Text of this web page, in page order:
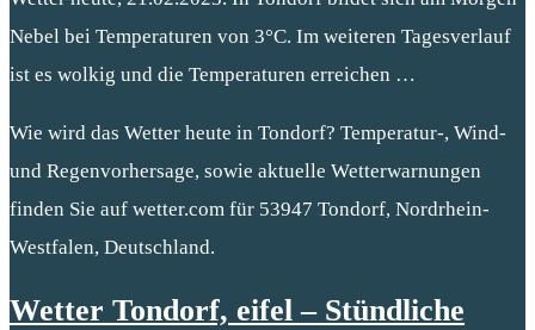
Nebel bei Temperaturen von 3°C. Im weiteren Tagesverlauf
ist es wolkig und die Temperaturen erreichen …
Wie wird das Wetter heute in Tondorf? Temperatur-, Wind-
und Regenvorhersage, sowie aktuelle Wetterwarnungen
finden Sie auf wetter.com für 53947 Tondorf, Nordrhein-
Westfalen, Deutschland.
Wetter Tondorf, eifel – Stündliche